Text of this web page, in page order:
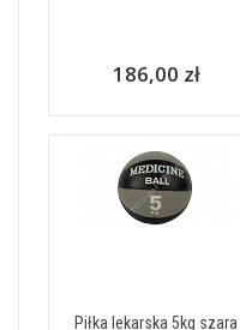
186,00 zł
Piłka lekarska 5kg szara